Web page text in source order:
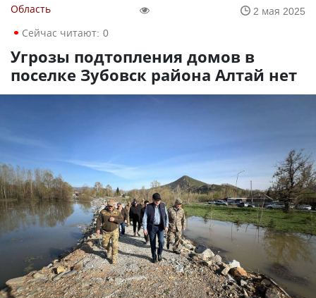
Область
2 мая 2025
Сейчас читают: 0
Угрозы подтопления домов в
поселке Зубовск района Алтай нет